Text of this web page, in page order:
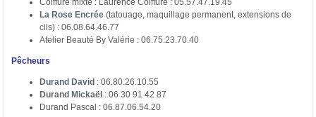
Coiffure mixte : Laurence Coiffure : 05.57.47.19.45
La Rose Encrée (tatouage, maquillage permanent, extensions de
cils) : 06.08.64.46.77
Atelier Beauté By Valérie : 06.75.23.70.40
Pêcheurs
Durand David : 06.80.26.10.55
Durand Mickaël : 06 30 91 42 87
Durand Pascal : 06.87.06.54.20